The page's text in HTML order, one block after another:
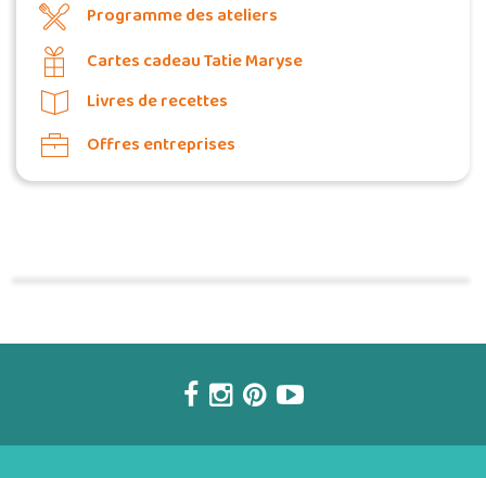
Programme des ateliers
Cartes cadeau Tatie Maryse
Livres de recettes
Offres entreprises